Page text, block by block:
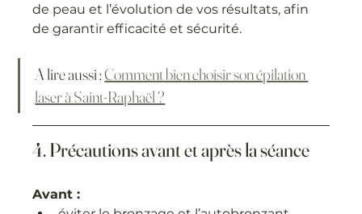
de peau et l’évolution de vos résultats, afin
de garantir efficacité et sécurité.
A lire aussi : Comment bien choisir son épilation
laser à Saint-Raphaël ?
4. Précautions avant et après la séance
Avant :